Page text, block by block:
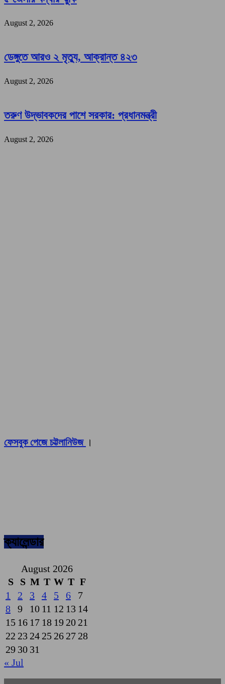
August 2, 2026
ডেঙ্গুতে আরও ২ মৃত্যু, আক্রান্ত ৪২৩
August 2, 2026
তরুণ উদ্ভাবকদের পাশে সরকার: প্রধানমন্ত্রী
August 2, 2026
ফেসবুক পেজে চট্টলানিউজ ।
ক্যালেন্ডার
August 2026
S
S M T W T F
1
2 3 4 5 6
7
8
9 10 11 12 13 14
15 16 17 18 19 20 21
22 23 24 25 26 27 28
29 30 31
« Jul